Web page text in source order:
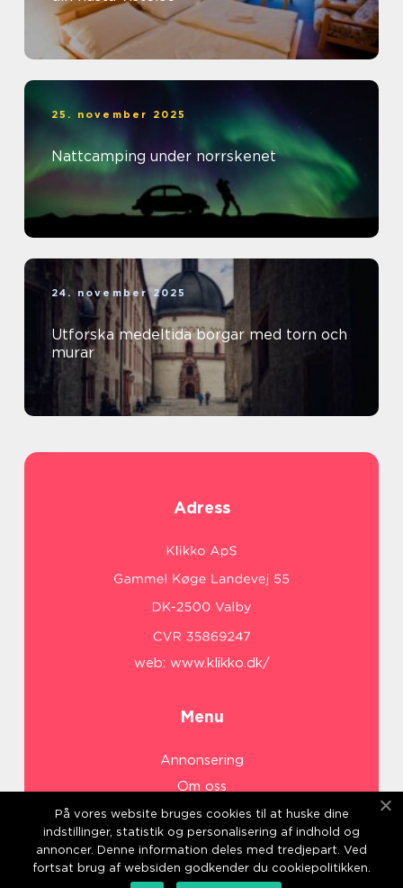
25. november 2025
Nattcamping under norrskenet
24. november 2025
Utforska medeltida borgar med torn och
murar
Adress
web: www.klikko.dk/
Menu
Annonsering
Om oss
Cookies
Kontakta oss
Sitemap
På vores website bruges cookies til at huske dine
indstillinger, statistik og personalisering af indhold og
annoncer. Denne information deles med tredjepart. Ved
fortsat brug af websiden godkender du cookiepolitikken.